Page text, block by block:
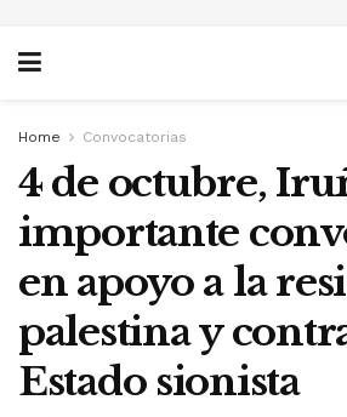
Home Convocatorias
4 de octubre,
importante
en apoyo a la
palestina y
Estado sionista